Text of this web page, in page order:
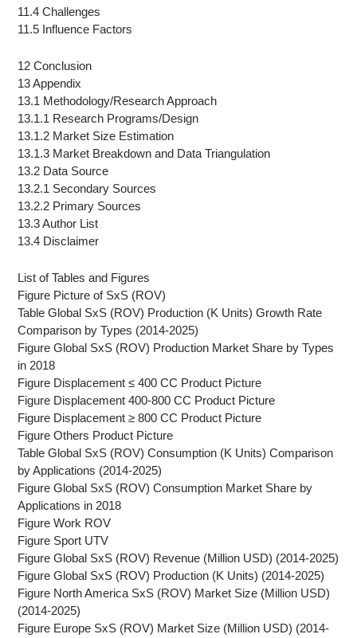
11.4 Challenges
11.5 Influence Factors
12 Conclusion
13 Appendix
13.1 Methodology/Research Approach
13.1.1 Research Programs/Design
13.1.2 Market Size Estimation
13.1.3 Market Breakdown and Data Triangulation
13.2 Data Source
13.2.1 Secondary Sources
13.2.2 Primary Sources
13.3 Author List
13.4 Disclaimer
List of Tables and Figures
Figure Picture of SxS (ROV)
Table Global SxS (ROV) Production (K Units) Growth Rate
Comparison by Types (2014-2025)
Figure Global SxS (ROV) Production Market Share by Types
in 2018
Figure Displacement ≤ 400 CC Product Picture
Figure Displacement 400-800 CC Product Picture
Figure Displacement ≥ 800 CC Product Picture
Figure Others Product Picture
Table Global SxS (ROV) Consumption (K Units) Comparison
by Applications (2014-2025)
Figure Global SxS (ROV) Consumption Market Share by
Applications in 2018
Figure Work ROV
Figure Sport UTV
Figure Global SxS (ROV) Revenue (Million USD) (2014-2025)
Figure Global SxS (ROV) Production (K Units) (2014-2025)
Figure North America SxS (ROV) Market Size (Million USD)
(2014-2025)
Figure Europe SxS (ROV) Market Size (Million USD) (2014-